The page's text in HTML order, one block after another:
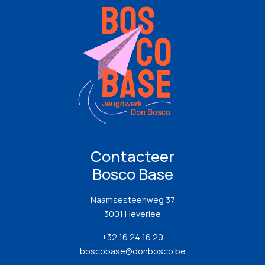
Contacteer
Bosco Base
Naamsesteenweg 37
3001 Heverlee
+32 16 24 16 20
boscobase@donbosco.be